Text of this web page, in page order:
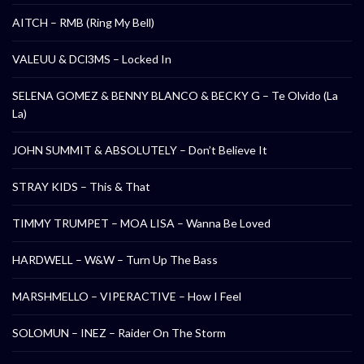
AITCH – RMB (Ring My Bell)
VALEUU & DCl3MS – Locked In
SELENA GOMEZ & BENNY BLANCO & BECKY G – Te Olvido (La
La)
JOHN SUMMIT & ABSOLUTELY – Don’t Believe It
STRAY KIDS – This & That
TIMMY TRUMPET – MOA LISA – Wanna Be Loved
HARDWELL – W&W – Turn Up The Bass
MARSHMELLO – VIPERACTIVE – How I Feel
SOLOMUN – INEZ – Raider On The Storm